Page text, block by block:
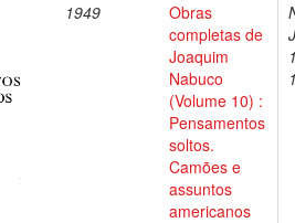
1949
Obras
completas de
Joaquim
Nabuco
(Volume 10) :
Pensamentos
soltos.
Camões e
assuntos
americanos